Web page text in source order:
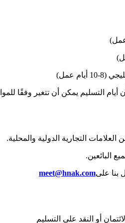
عمل)
أيام التسليم يمكن أن تتغير وفقًا
التجارية الدولية والمحلية.
البائعين.
بنا علىmeet@hnak.com
أو النقد على التسليم